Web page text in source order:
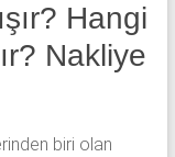
Hangi
Nakliye
biri olan